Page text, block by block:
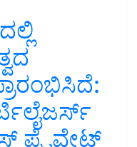
ಪ್ರೈವೇಟ್